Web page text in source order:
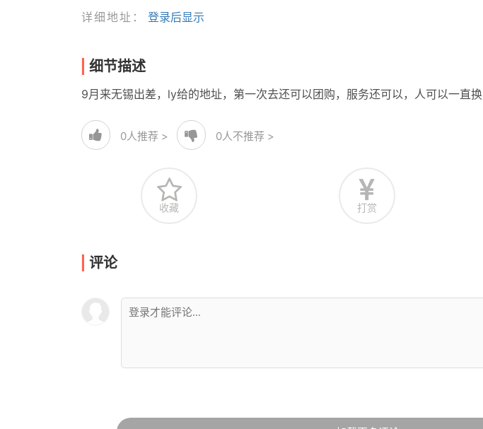
详细地址：
登录后显示
细节描述
9月来无锡出差，ly给的地址，第一次去还可以团购，服务还可以，人可以一直换
0人推荐 > 0人不推荐 >
收藏 打赏
评论